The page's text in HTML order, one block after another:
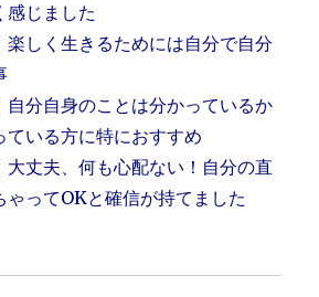
感じました
楽しく生きるためには自分で自分
自分自身のことは分かっているか
ている方に特におすすめ
大丈夫、何も心配ない！自分の直
ゃってOKと確信が持てました